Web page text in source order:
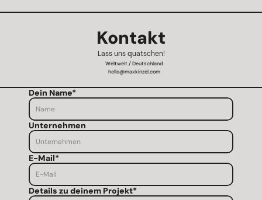
Kontakt
Lass uns quatschen!
Weltweit / Deutschland
hello@maxkinzel.com
Dein Name*
Unternehmen
E-Mail*
Details zu deinem Projekt*